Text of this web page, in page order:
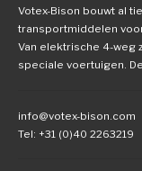
Votex-Bison bouwt al
transportmiddelen
Van elektrische 4-weg
speciale voertuigen.
info@votex-bison.com
Tel: +31 (0)40 2263219